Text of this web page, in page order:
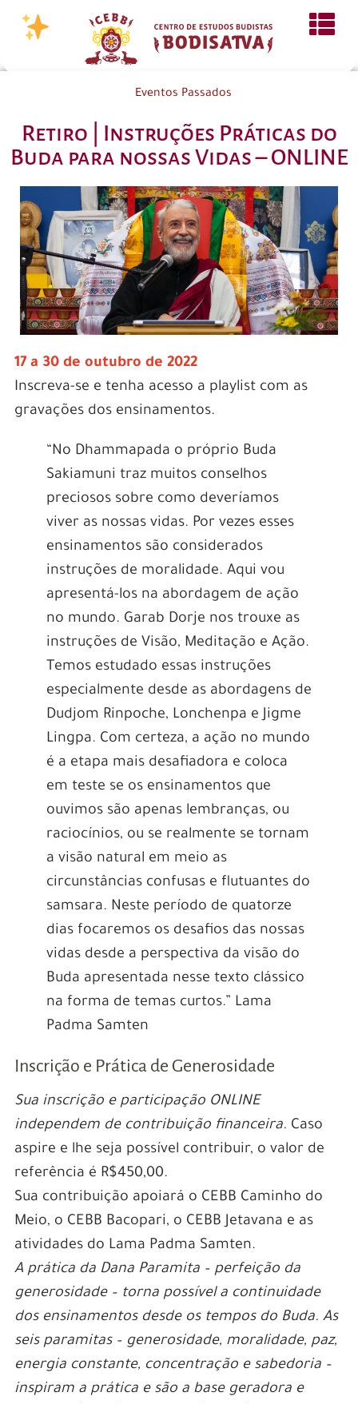
Eventos Passados
Retiro | Instruções Práticas do
Buda para nossas Vidas – ONLINE
17 a 30 de outubro de 2022
Inscreva-se e tenha acesso a playlist com as
gravações dos ensinamentos.
“No Dhammapada o próprio Buda
Sakiamuni traz muitos conselhos
preciosos sobre como deveríamos
viver as nossas vidas. Por vezes esses
ensinamentos são considerados
instruções de moralidade. Aqui vou
apresentá-los na abordagem de ação
no mundo. Garab Dorje nos trouxe as
instruções de Visão, Meditação e Ação.
Temos estudado essas instruções
especialmente desde as abordagens de
Dudjom Rinpoche, Lonchenpa e Jigme
Lingpa. Com certeza, a ação no mundo
é a etapa mais desafiadora e coloca
em teste se os ensinamentos que
ouvimos são apenas lembranças, ou
raciocínios, ou se realmente se tornam
a visão natural em meio as
circunstâncias confusas e flutuantes do
samsara. Neste período de quatorze
dias focaremos os desafios das nossas
vidas desde a perspectiva da visão do
Buda apresentada nesse texto clássico
na forma de temas curtos.” Lama
Padma Samten
Inscrição e Prática de Generosidade
Sua inscrição e participação ONLINE
independem de contribuição financeira. Caso
aspire e lhe seja possível contribuir, o valor de
referência é R$450,00.
Sua contribuição apoiará o CEBB Caminho do
Meio, o CEBB Bacopari, o CEBB Jetavana e as
atividades do Lama Padma Samten.
A prática da Dana Paramita – perfeição da
generosidade – torna possível a continuidade
dos ensinamentos desde os tempos do Buda. As
seis paramitas – generosidade, moralidade, paz,
energia constante, concentração e sabedoria –
inspiram a prática e são a base geradora e